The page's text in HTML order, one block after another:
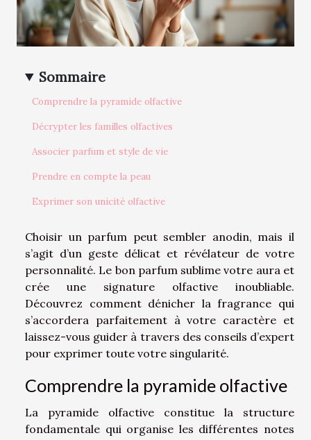
Sommaire
Comprendre la pyramide olfactive
Décrypter les familles olfactives
Associer parfum et style de vie
Prendre en compte la peau
Exprimer son unicité olfactive
Choisir un parfum peut sembler anodin, mais il
s’agit d’un geste délicat et révélateur de votre
personnalité. Le bon parfum sublime votre aura et
crée une signature olfactive inoubliable.
Découvrez comment dénicher la fragrance qui
s’accordera parfaitement à votre caractère et
laissez-vous guider à travers des conseils d’expert
pour exprimer toute votre singularité.
Comprendre la pyramide olfactive
La pyramide olfactive constitue la structure
fondamentale qui organise les différentes notes